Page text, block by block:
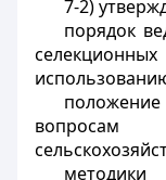
7-2)
порядок
положение
методики